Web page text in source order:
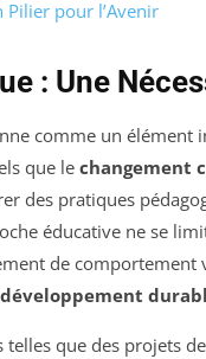
Pilier pour l’Avenir
: Une
comme un élément
que le changement
des pratiques
éducative ne se
de
développement
que des projets